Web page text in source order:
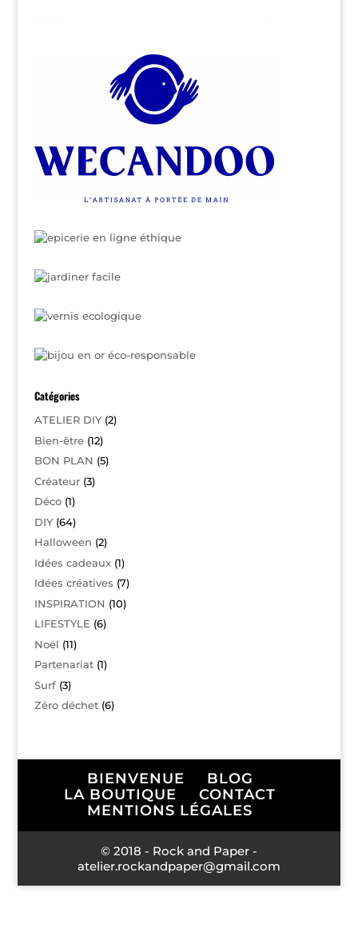
Catégories
ATELIER DIY(2)
Bien-être(12)
BON PLAN (5)
Créateur(3)
Déco(1)
DIY(64)
Halloween (2)
Idées cadeaux(1)
Idées créatives (7)
INSPIRATION (10)
LIFESTYLE (6)
Noël (11)
Partenariat(1)
Surf(3)
Zéro déchet(6)
BIENVENUE
BLOG
LA BOUTIQUE
CONTACT
MENTIONS LÉGALES
© 2018 - Rock and Paper -
atelier.rockandpaper@gmail.com